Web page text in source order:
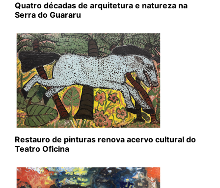
Quatro décadas de arquitetura e natureza na
Serra do Guararu
Restauro de pinturas renova acervo cultural do
Teatro Oficina